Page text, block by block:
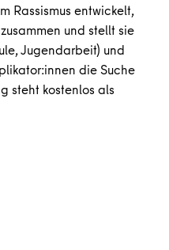
Rassismus entwickelt,
und stellt sie
Jugendarbeit) und
die Suche
steht kostenlos als